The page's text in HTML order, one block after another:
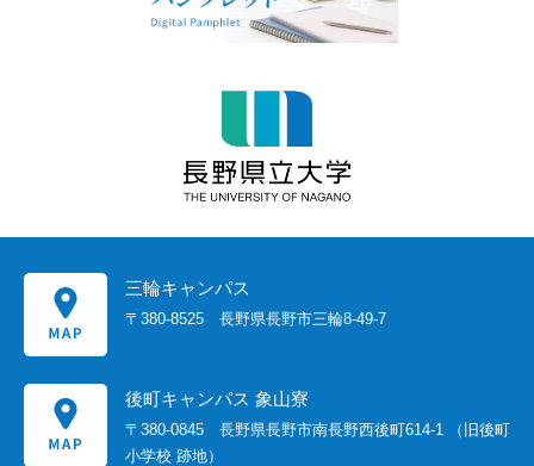
三輪キャンパス
〒380-8525 長野県長野市三輪8-49-7
後町キャンパス 象山寮
〒380-0845 長野県長野市南長野西後町614-1 （旧後町
小学校 跡地）